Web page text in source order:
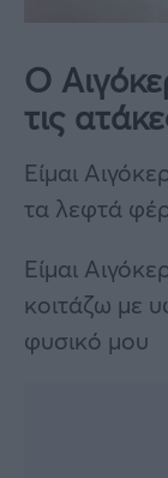
Ο
τις
Είμαι
τα λεφτά
Είμαι
κοιτάζω με
φυσικό μου